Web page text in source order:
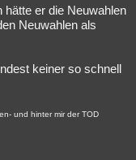
hätte er die Neuwahlen
Neuwahlen als
keiner so schnell
und hinter mir der TOD